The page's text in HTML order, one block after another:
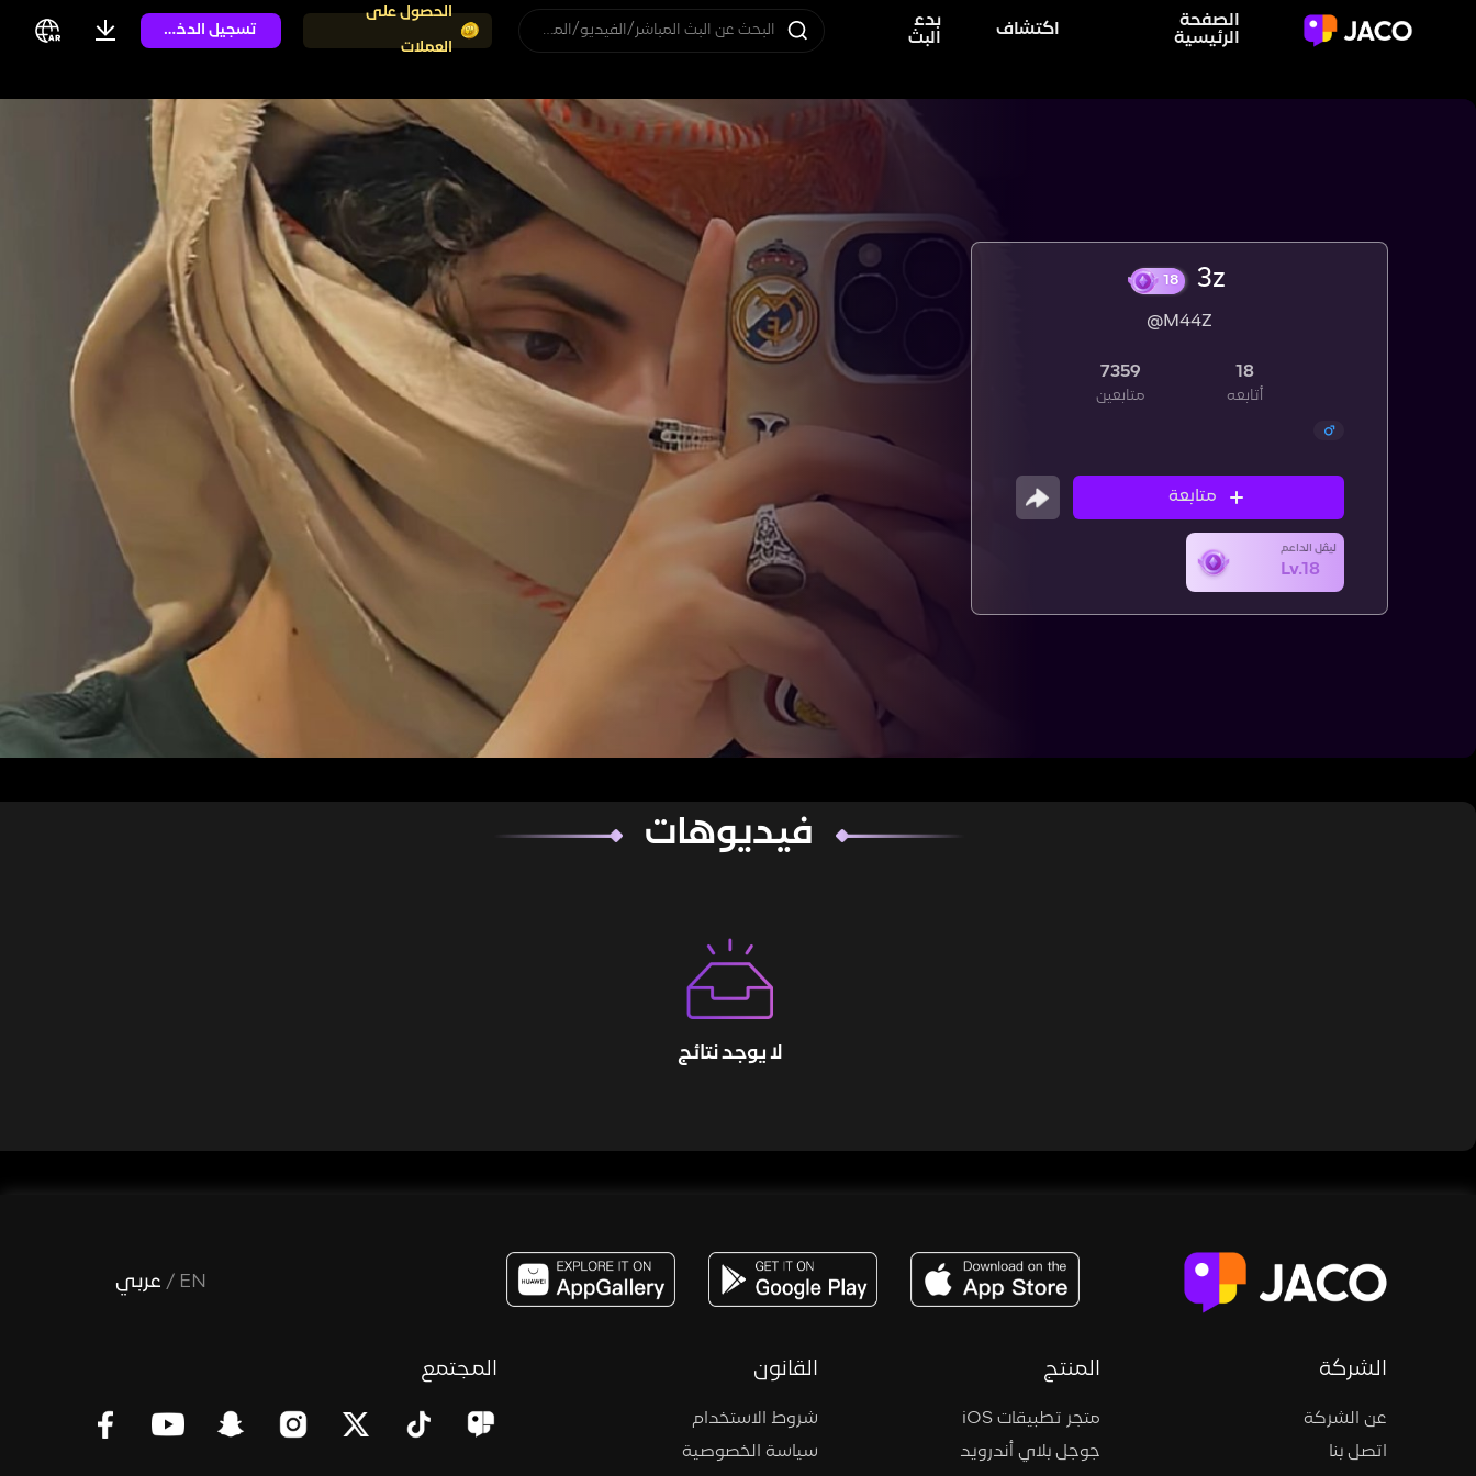
الصفحة
الرئيسية
اكتشاف
بدء
البث
البحث عن البث المباشر/الفيديو/المستخدم
الحصول على
العملات
تسجيل الدخول
3z
@M44Z
18
أتابعه
7359
متابعين
متابعة
ليڤل الداعم
Lv.18
فيديوهات
لا يوجد نتائج
EN
/ عربي
الشركة
عن الشركة
اتصل بنا
المنتج
متجر تطبيقات iOS
جوجل بلاي أندرويد
القانون
شروط الاستخدام
سياسة الخصوصية
المجتمع